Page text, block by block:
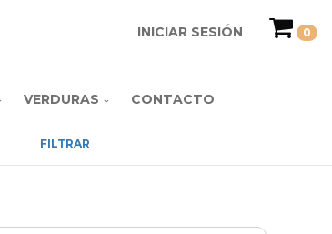
INICIAR SESIÓN 0
VERDURAS CONTACTO
FILTRAR